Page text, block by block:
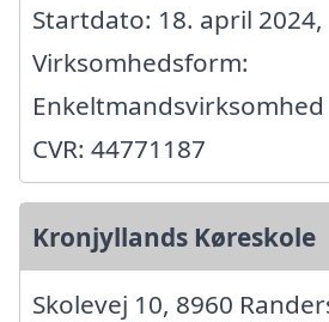
Startdato: 18. april 2024,
Virksomhedsform:
Enkeltmandsvirksomhed
CVR: 44771187
Kronjyllands Køreskole
Skolevej 10, 8960